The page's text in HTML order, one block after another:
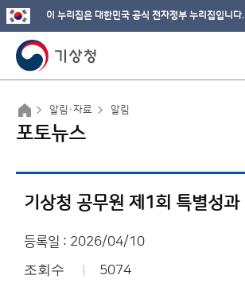
이 누리집은 대한민국 공식 전자정부 누리집입니다.
알림·자료 알림
포토뉴스
등록일 : 2026/04/10
조회수 5074